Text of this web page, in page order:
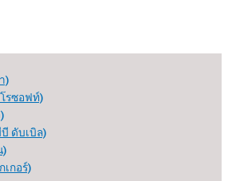
)
รซอฟท์)
บี ดับเบิล)
)
เกอร์​)